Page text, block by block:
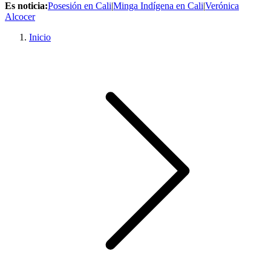
Es noticia:Posesión en Cali|Minga Indígena en Cali|Verónica
Alcocer
Inicio